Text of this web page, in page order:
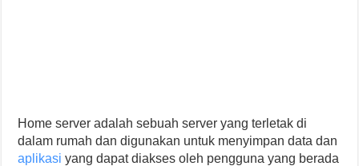
Home server adalah sebuah server yang terletak di
dalam rumah dan digunakan untuk menyimpan data dan
aplikasi yang dapat diakses oleh pengguna yang berada